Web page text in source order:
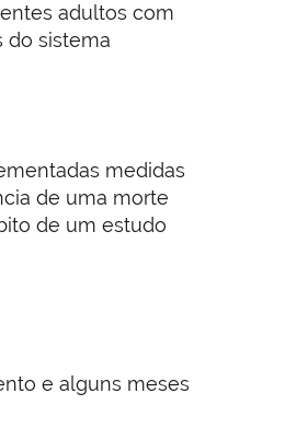
adultos com
do sistema
medidas
de uma morte
de um estudo
e alguns meses